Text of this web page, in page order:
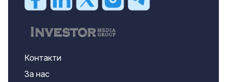
Контакти
За нас